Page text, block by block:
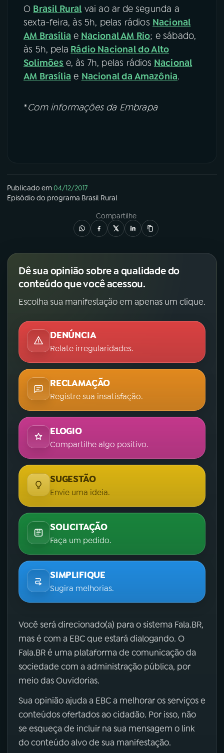
O Brasil Rural vai ao ar de segunda a
sexta-feira, às 5h, pelas rádios Nacional
AM Brasília e Nacional AM Rio; e sábado,
às 5h, pela Rádio Nacional do Alto
Solimões e, às 7h, pelas rádios Nacional
AM Brasília e Nacional da Amazônia.
*Com informações da Embrapa
Publicado em04/12/2017
Episódio do programa Brasil Rural
Compartilhe
Dê sua opinião sobre a qualidade do
conteúdo que você acessou.
Escolha sua manifestação em apenas um clique.
DENÚNCIA
Relate irregularidades.
RECLAMAÇÃO
Registre sua insatisfação.
ELOGIO
Compartilhe algo positivo.
SUGESTÃO
Envie uma ideia.
SOLICITAÇÃO
Faça um pedido.
SIMPLIFIQUE
Sugira melhorias.
Você será direcionado(a) para o sistema Fala.BR,
mas é com a EBC que estará dialogando. O
Fala.BR é uma plataforma de comunicação da
sociedade com a administração pública, por
meio das Ouvidorias.
Sua opinião ajuda a EBC a melhorar os serviços e
conteúdos ofertados ao cidadão. Por isso, não
se esqueça de incluir na sua mensagem o link
do conteúdo alvo de sua manifestação.